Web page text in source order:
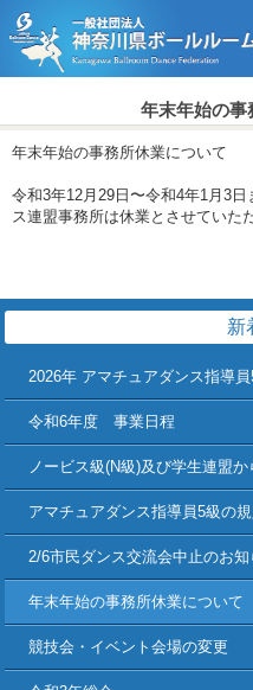
年末年始の事
年末年始の事務所休業について
令和3年12月29日〜令和4年1月3
ス連盟事務所は休業とさせていた
新
2026年 アマチュアダンス指導
令和6年度 事業日程
ノービス級(N級)及び学生連盟
アマチュアダンス指導員5級の
2/6市民ダンス交流会中止のお知
年末年始の事務所休業について
競技会・イベント会場の変更